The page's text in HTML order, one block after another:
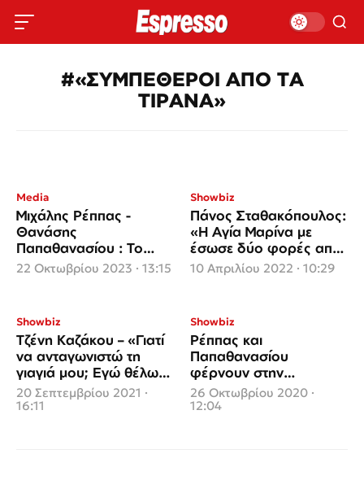
#«ΣΥΜΠΕΘΕΡΟΙ ΑΠΟ ΤΑ
ΤΙΡΑΝΑ»
Media
Μιχάλης Ρέππας -
Θανάσης
Παπαθανασίου : Το
δίδυμο του γέλιου
«έκλεισε» στον Alpha
22 Οκτωβρίου 2023 · 13:15
Showbiz
Πάνος Σταθακόπουλος:
«Η Aγία Μαρίνα με
έσωσε δύο φορές από
τον θάνατο»
10 Απριλίου 2022 · 10:29
Showbiz
Τζένη Καζάκου – «Γιατί
να ανταγωνιστώ τη
γιαγιά μου; Εγώ θέλω
να κάνω το δικό μου
δρόμο»
20 Σεπτεμβρίου 2021 ·
16:11
Showbiz
Ρέππας και
Παπαθανασίου
φέρνουν στην
τηλεόραση την
πετυχημένη θεατρική
26 Οκτωβρίου 2020 ·
12:04